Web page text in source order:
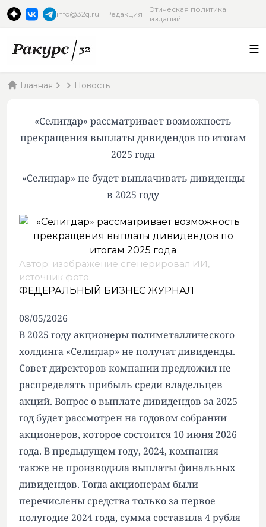
info@32q.ru Редакция
Этическая политика
изданий
Главная Новость
«Селигдар» рассматривает возможность
прекращения выплаты дивидендов по итогам
2025 года
«Селигдар» не будет выплачивать дивиденды
в 2025 году
Автор: изображение сгенерировал ИИ,
источник фото.
ФЕДЕРАЛЬНЫЙ БИЗНЕС ЖУРНАЛ
08/05/2026
В 2025 году акционеры полиметаллического
холдинга «Селигдар» не получат дивиденды.
Совет директоров компании предложил не
распределять прибыль среди владельцев
акций. Вопрос о выплате дивидендов за 2025
год будет рассмотрен на годовом собрании
акционеров, которое состоится 10 июня 2026
года. В предыдущем году, 2024, компания
также не производила выплаты финальных
дивидендов. Тогда акционерам были
перечислены средства только за первое
полугодие 2024 года, сумма составила 4 рубля